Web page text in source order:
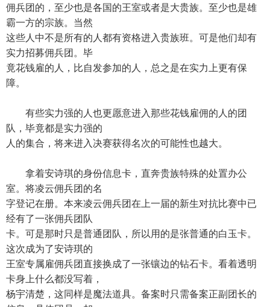
佣兵团的，至少也是各国的王室或者是大贵族。至少也是雄
霸一方的宗族。当然
这些人中不是所有的人都有资格进入贵族班。可是他们却有
实力招募佣兵团。毕
竟花钱雇的人，比自发参加的人，总之是在实力上更有保
障。
有些实力强的人也更愿意进入那些花钱雇佣的人的团
队，毕竟都是实力强的
人的集合，将来进入决赛获得名次的可能性也越大。
拿着安诗琪的身份信息卡，直奔贵族特殊的处置办公
室。将凌云佣兵团的名
字登记在册。本来凌云佣兵团在上一届的新生对抗比赛中已
经有了一张佣兵团队
卡。可是那时只是普通团队，所以用的是张普通的白玉卡。
这次成为了安诗琪的
王室专属雇佣兵团直接换成了一张镶边的钻石卡。看着透明
卡身上什么都没写着，
杨宇清楚，这同样是魔法道具。备案时只需备案正副团长的